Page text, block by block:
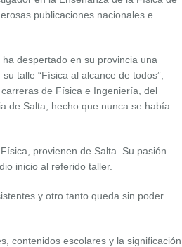
publicaciones nacionales e
despertado en su provincia una
talle “Física al alcance de todos”,
de Física e Ingeniería, del
de Salta, hecho que nunca se había
provienen de Salta. Su pasión
inicio al referido taller.
y otro tanto queda sin poder
contenidos escolares y la significación